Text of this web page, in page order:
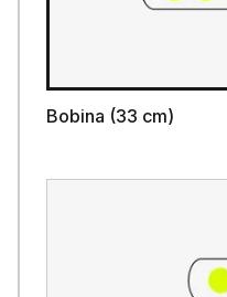
Bobina (33 cm)